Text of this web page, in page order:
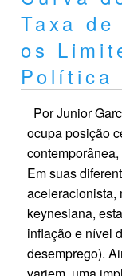
Taxa
os
Política
Por Junior
ocupa posição
Em suas
aceleracionista,
keynesiana,
inflação e nível
desemprego).